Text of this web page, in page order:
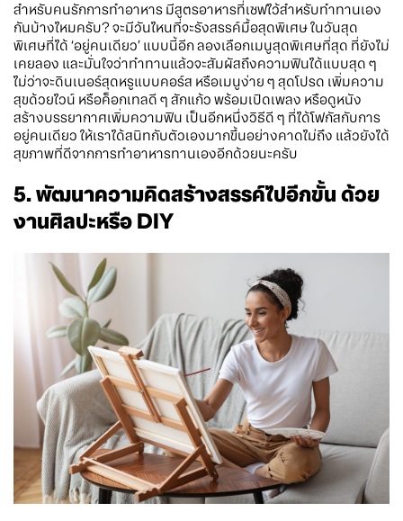
สำหรับคนรักการทำอาหาร มีสูตรอาหารที่เซฟไว้สำหรับทำทานเอง
กันบ้างไหมครับ? จะมีวันไหนที่จะรังสรรค์มื้อสุดพิเศษ ในวันสุด
พิเศษที่ได้ ‘อยู่คนเดียว’ แบบนี้อีก ลองเลือกเมนูสุดพิเศษที่สุด ที่ยังไม่
เคยลอง และมั่นใจว่าทำทานแล้วจะสัมผัสถึงความฟินได้แบบสุด ๆ
ไม่ว่าจะดินเนอร์สุดหรูแบบคอร์ส หรือเมนูง่าย ๆ สุดโปรด เพิ่มความ
สุขด้วยไวน์ หรือค็อกเทลดี ๆ สักแก้ว พร้อมเปิดเพลง หรือดูหนัง
สร้างบรรยากาศเพิ่มความฟิน เป็นอีกหนึ่งวิธีดี ๆ ที่ได้โฟกัสกับการ
อยู่คนเดียว ให้เราได้สนิทกับตัวเองมากขึ้นอย่างคาดไม่ถึง แล้วยังได้
สุขภาพที่ดีจากการทำอาหารทานเองอีกด้วยนะครับ
5. พัฒนาความคิดสร้างสรรค์ไปอีกขั้น ด้วย
งานศิลปะหรือ DIY